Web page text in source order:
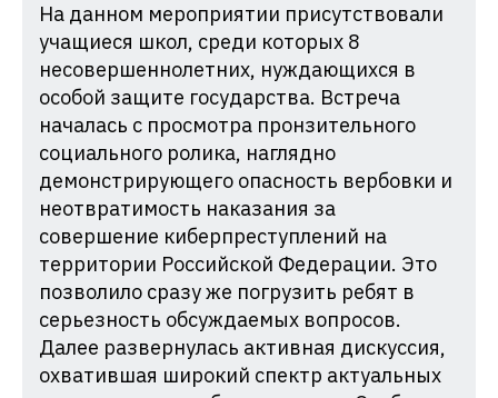
На данном мероприятии присутствовали
учащиеся школ, среди которых 8
несовершеннолетних, нуждающихся в
особой защите государства. Встреча
началась с просмотра пронзительного
социального ролика, наглядно
демонстрирующего опасность вербовки и
неотвратимость наказания за
совершение киберпреступлений на
территории Российской Федерации. Это
позволило сразу же погрузить ребят в
серьезность обсуждаемых вопросов.
Далее развернулась активная дискуссия,
охватившая широкий спектр актуальных